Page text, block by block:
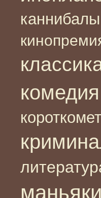
каннибалы
комедия
маньяки